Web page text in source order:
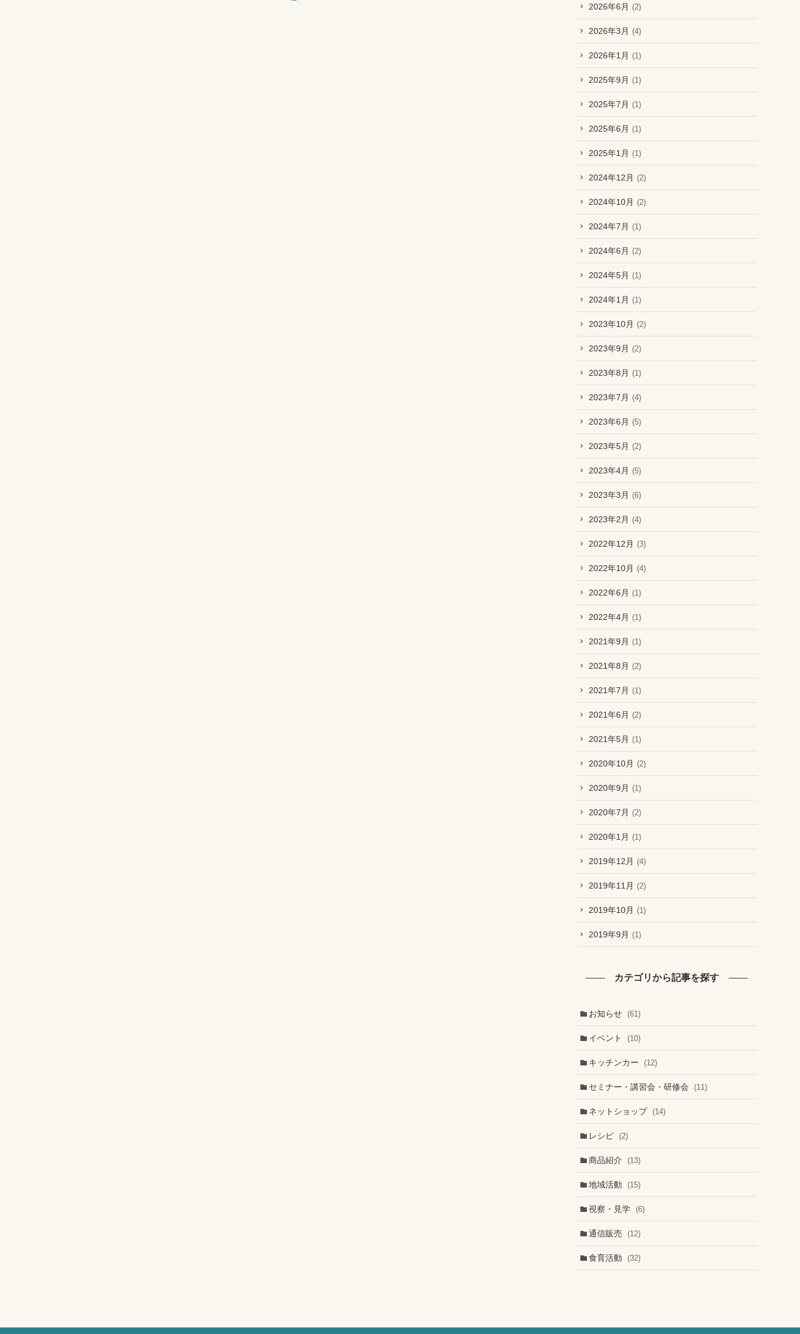
2026年6月 (2)
2026年3月 (4)
2026年1月 (1)
2025年9月 (1)
2025年7月 (1)
2025年6月 (1)
2025年1月 (1)
2024年12月 (2)
2024年10月 (2)
2024年7月 (1)
2024年6月 (2)
2024年5月 (1)
2024年1月 (1)
2023年10月 (2)
2023年9月 (2)
2023年8月 (1)
2023年7月 (4)
2023年6月 (5)
2023年5月 (2)
2023年4月 (5)
2023年3月 (6)
2023年2月 (4)
2022年12月 (3)
2022年10月 (4)
2022年6月 (1)
2022年4月 (1)
2021年9月 (1)
2021年8月 (2)
2021年7月 (1)
2021年6月 (2)
2021年5月 (1)
2020年10月 (2)
2020年9月 (1)
2020年7月 (2)
2020年1月 (1)
2019年12月 (4)
2019年11月 (2)
2019年10月 (1)
2019年9月 (1)
カテゴリから記事を探す
お知らせ (61)
イベント (10)
キッチンカー (12)
セミナー・講習会・研修会 (11)
ネットショップ (14)
レシピ (2)
商品紹介 (13)
地域活動 (15)
視察・見学 (6)
通信販売 (12)
食育活動 (32)